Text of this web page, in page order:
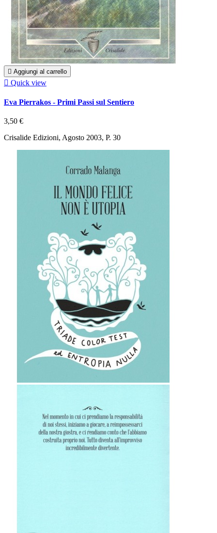
 Aggiungi al carrello
 Quick view
Eva Pierrakos - Primi Passi sul Sentiero
3,50 €
Crisalide Edizioni, Agosto 2003, P. 30